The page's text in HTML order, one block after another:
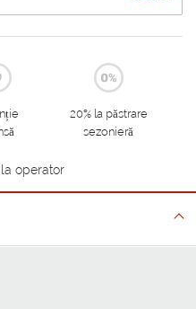
20% la păstrare
sezonieră
operator